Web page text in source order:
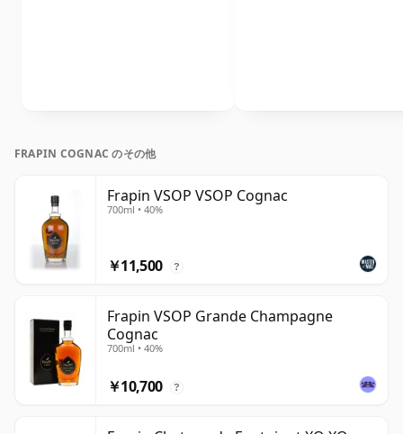
FRAPIN COGNAC のその他
Frapin VSOP VSOP Cognac
700ml • 40%
￥11,500 ?
Frapin VSOP Grande Champagne
Cognac
700ml • 40%
￥10,700 ?